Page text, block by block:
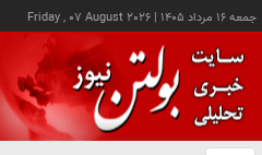
جمعه ۱۶ مرداد ۱۴۰۵ |
Friday , 07 August 2026